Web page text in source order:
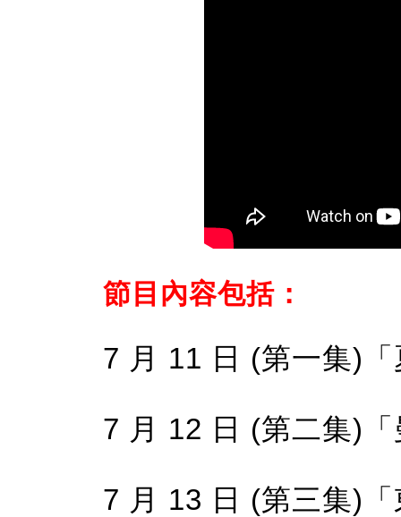
節目內容包括：
7 月 11 日 (第一集)
7 月 12 日 (第二集)
7 月 13 日 (第三集)